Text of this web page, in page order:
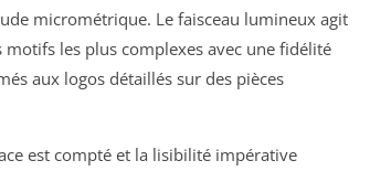
micrométrique. Le faisceau lumineux agit
les plus complexes avec une fidélité
aux logos détaillés sur des pièces
est compté et la lisibilité impérative